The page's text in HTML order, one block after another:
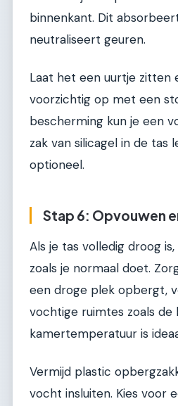
binnenkant. Dit
neutraliseert geuren.
Laat het een uurtje zitten
voorzichtig op met een
bescherming kun je een
zak van silicagel in de tas
optioneel.
Stap 6: Opvouwen
Als je tas volledig droog
zoals je normaal doet.
een droge plek opbergt,
vochtige ruimtes zoals de
kamertemperatuur is
Vermijd plastic
vocht insluiten. Kies voor